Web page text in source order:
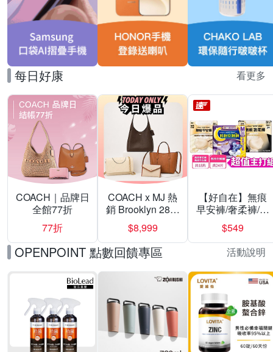
每日好康 看更多
COACH｜品牌日
全館77折
77折
COACH x MJ 熱
銷 Brooklyn 28／
兩用／斜背包均
一價-多款可選
$8,999
【好自在】無痕
早安褲/奢柔褲/熊
抱安睡褲 超值組
任選一組 -生理
褲/衛生棉褲(無痕
褲18片、安睡褲
24片)
$549
OPENPOINT 點數回饋專區 活動說明